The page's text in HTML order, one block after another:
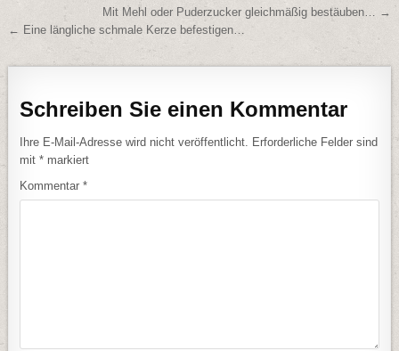
Beitragsnavigation
Mit Mehl oder Puderzucker gleichmäßig bestäuben… →
← Eine längliche schmale Kerze befestigen…
Schreiben Sie einen Kommentar
Ihre E-Mail-Adresse wird nicht veröffentlicht.
Erforderliche Felder sind
mit* markiert
Kommentar*